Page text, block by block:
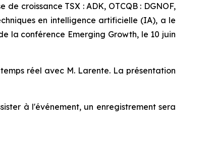
de croissance TSX : ADK, OTCQB : DGNOF,
en intelligence artificielle (IA), a le
la conférence Emerging Growth, le 10 juin
réel avec M. Larente. La présentation
à l'événement, un enregistrement sera